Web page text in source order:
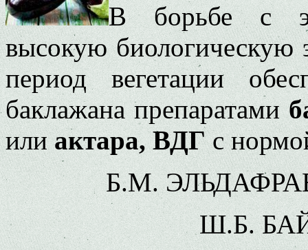
В борьбе с
высокую биологическую
период вегетации
баклажана препаратами
илиактара, ВДГс
Б.М.
Ш.Б.